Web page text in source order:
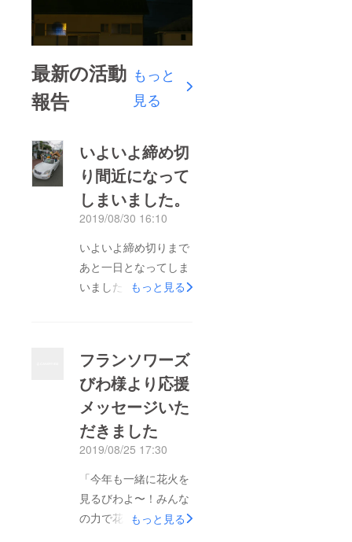
最新の活動
報告
もっと
見る
いよいよ締め切
り間近になって
しまいました。
2019/08/30 16:10
いよいよ締め切りまで
あと一日となってしま
いました！ いよいよ
ラウドファンディング
と募金で集めた金額は
20万弱となっておりま
す。あとひと踏ん張り
で目標の例年並みに届
なってきました。ご支
援いただいた皆様あり
がとうございます。も
もっと見る
フランソワーズ
びわ様より応援
メッセージいた
だきました
2019/08/25 17:30
「今年も一緒に花火を
見るびわよ〜！みんな
の力で花火を上げよう
もっと見る